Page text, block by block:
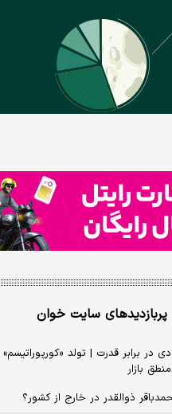
پربازدیدهای سایت خوان
در برابر قدرت | تولد
بازار
ذوالقدر در خارج از کشور؟